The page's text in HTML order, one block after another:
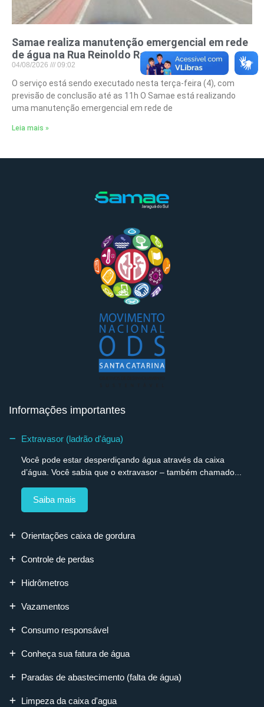
Samae realiza manutenção emergencial em rede
de água na Rua Reinoldo Rau
04/08/2026 09:02
O serviço está sendo executado nesta terça-feira (4), com
previsão de conclusão até as 11h O Samae está realizando
uma manutenção emergencial em rede de
Leia mais »
Informações importantes
Extravasor (ladrão d'água)
Você pode estar desperdiçando água através da caixa
d’água. Você sabia que o extravasor – também chamado...
Saiba mais
Orientações caixa de gordura
Controle de perdas
Hidrômetros
Vazamentos
Consumo responsável
Conheça sua fatura de água
Paradas de abastecimento (falta de água)
Limpeza da caixa d'agua